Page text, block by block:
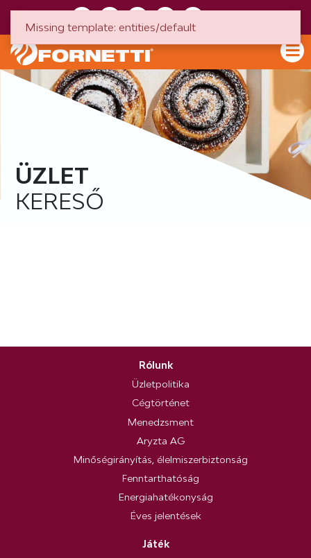
ÜZLET
KERESŐ
Rólunk
Üzletpolitika
Cégtörténet
Menedzsment
Aryzta AG
Minőségirányítás, élelmiszerbiztonság
Fenntarthatóság
Energiahatékonyság
Éves jelentések
Játék
Missing template: entities/default